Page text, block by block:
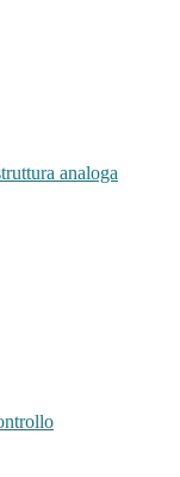
analoga